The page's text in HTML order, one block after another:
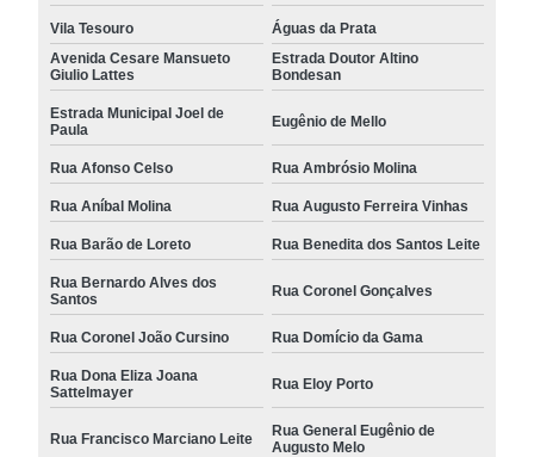
Vila Tesouro
Águas da Prata
Avenida Cesare Mansueto
Giulio Lattes
Estrada Doutor Altino
Bondesan
Estrada Municipal Joel de
Paula
Eugênio de Mello
Rua Afonso Celso Rua Ambrósio Molina
Rua Aníbal Molina Rua Augusto Ferreira Vinhas
Rua Barão de Loreto Rua Benedita dos Santos Leite
Rua Bernardo Alves dos
Santos
Rua Coronel Gonçalves
Rua Coronel João Cursino Rua Domício da Gama
Rua Dona Eliza Joana
Sattelmayer
Rua Eloy Porto
Rua Francisco Marciano Leite
Rua General Eugênio de
Augusto Melo